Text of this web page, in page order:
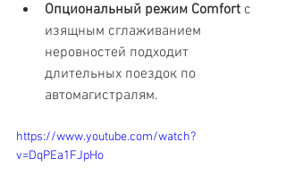
Опциональный режим Comfort с
изящным сглаживанием
неровностей подходит
длительных поездок по
автомагистралям.
https://www.youtube.com/watch?
v=DqPEa1FJpHo